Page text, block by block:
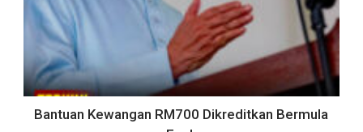
Bantuan Kewangan RM700 Dikreditkan Bermula